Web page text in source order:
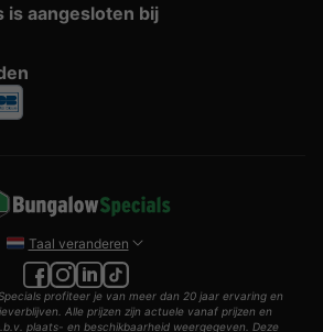
is aangesloten bij
Taal veranderen
profiteer je van meer dan 20 jaar ervaring en
Alle prijzen zijn actuele vanaf prijzen en
plaats- en beschikbaarheid weergegeven. Deze